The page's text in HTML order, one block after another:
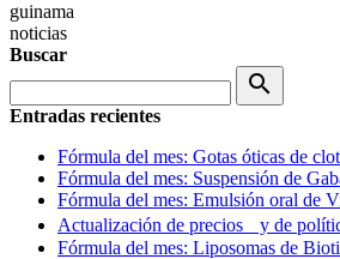
guinama
noticias
Buscar
search
Entradas recientes
Fórmula del mes: Gotas óticas de
Fórmula del mes: Suspensión de
Fórmula del mes: Emulsión oral de
Actualización de precios y de
Fórmula del mes: Liposomas de